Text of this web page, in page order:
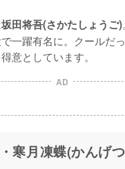
坂田将吾(さかたしょうご)
一躍有名に。クールだ
意としています。
AD
寒月凍蝶(かんげ